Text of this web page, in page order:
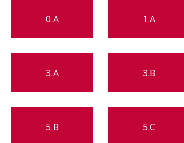
0.A 1.A
3.A 3.B
5.B 5.C